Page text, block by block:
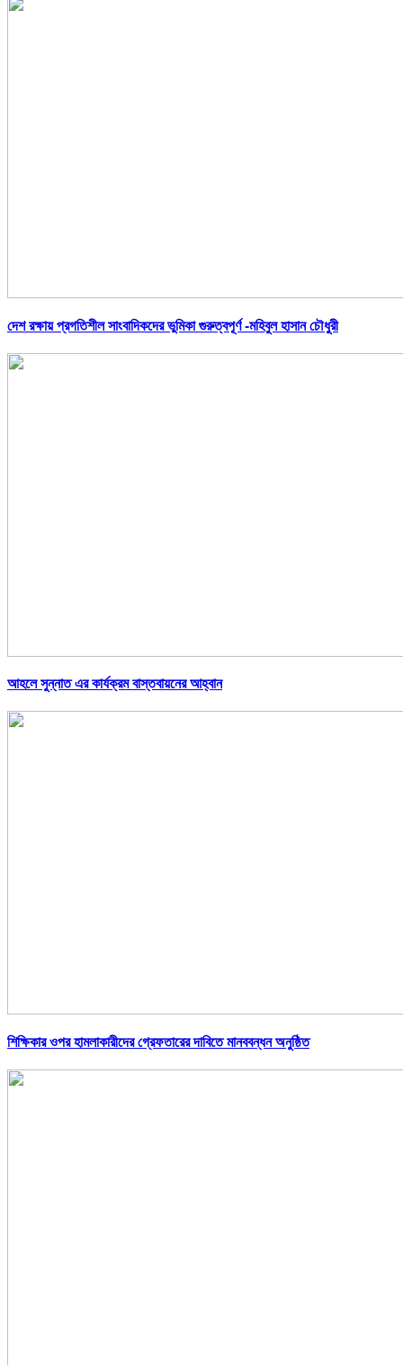
দেশ রক্ষায় প্রগতিশীল সাংবাদিকদের ভুমিকা গুরুত্বপূর্ণ -মহিবুল হাসান চৌধুরী
আহলে সুন্নাত এর কার্যক্রম বাস্তবায়নের আহ্বান
শিক্ষিকার ওপর হামলাকারীদের গ্রেফতারের দাবিতে মানববন্ধন অনুষ্ঠিত